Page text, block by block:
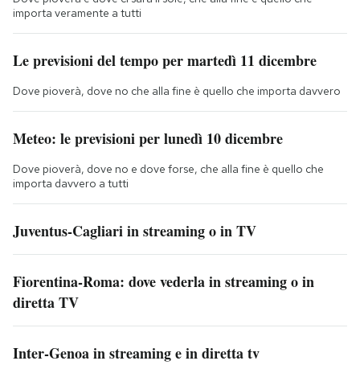
importa veramente a tutti
Le previsioni del tempo per martedì 11 dicembre
Dove pioverà, dove no che alla fine è quello che importa davvero
Meteo: le previsioni per lunedì 10 dicembre
Dove pioverà, dove no e dove forse, che alla fine è quello che
importa davvero a tutti
Juventus-Cagliari in streaming o in TV
Fiorentina-Roma: dove vederla in streaming o in
diretta TV
Inter-Genoa in streaming e in diretta tv